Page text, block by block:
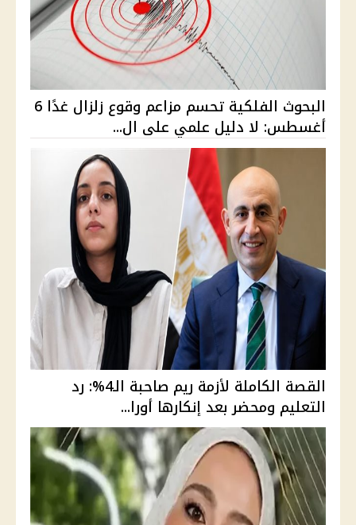
البحوث الفلكية تحسم مزاعم وقوع زلزال غدًا 6
أغسطس: لا دليل علمي على ال...
القصة الكاملة لأزمة ريم صاحبة الـ4%: رد
التعليم ومحضر بعد إنكارها أورا...